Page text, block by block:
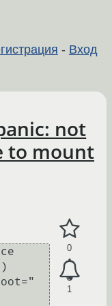
- Вход
not
to mount
0
1